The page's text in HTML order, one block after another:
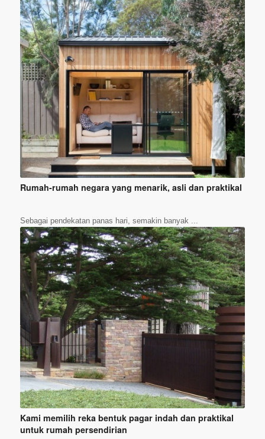
Rumah-rumah negara yang menarik, asli dan praktikal
Sebagai pendekatan panas hari, semakin banyak ...
Kami memilih reka bentuk pagar indah dan praktikal
untuk rumah persendirian